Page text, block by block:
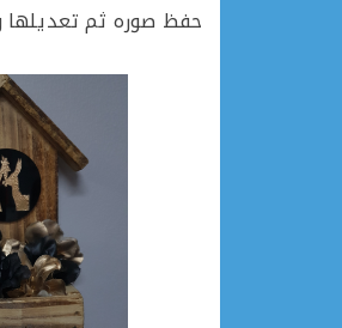
حفظ صوره ثم